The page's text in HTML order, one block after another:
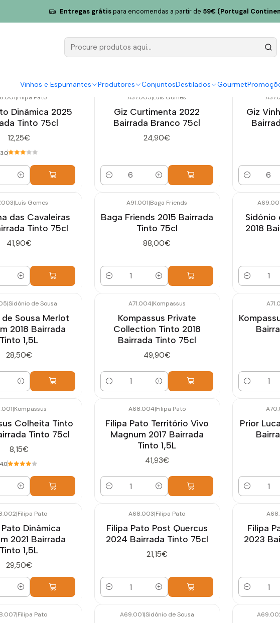
Vinhos e Espumantes Produtores ConjuntosDestilados Gourmet
Entregas grátispara encomendas a partir de 59€ (Portugal
Bairrada
|Filipa Pato
Dinâmica 2025
Tinto 75cl
12,25€
3.0
A37.005|Luís Gomes
Giz Curtimenta 2022
Bairrada Branco 75cl
24,90€
Quantidade
Giz
Quantidade
|Luís Gomes
das Cavaleiras
Tinto 75cl
41,90€
A91.001|Baga Friends
Baga Friends 2015 Bairrada
Tinto 75cl
88,00€
Quantidade
Sidónio
2018
Quantidade
|Sidónio de Sousa
Sousa Merlot
2018 Bairrada
Tinto 1,5L
28,50€
A71.004|Kompassus
Kompassus Private
Collection Tinto 2018
Bairrada Tinto 75cl
49,90€
Quantidade Quantidade
|Kompassus
Colheita Tinto
Tinto 75cl
8,15€
4.0
A68.004|Filipa Pato
Filipa Pato Território Vivo
Magnum 2017 Bairrada
Tinto 1,5L
41,93€
Quantidade
Prior
Quantidade
|Filipa Pato
Dinâmica
2021 Bairrada
Tinto 1,5L
29,50€
A68.003|Filipa Pato
Filipa Pato Post Quercus
2024 Bairrada Tinto 75cl
21,15€
Quantidade
Filipa
2023
Quantidade
|Filipa Pato A69.001|Sidónio de Sousa